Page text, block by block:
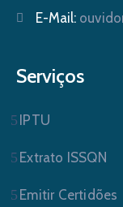
E-Mail:
Serviços
IPTU
Extrato ISSQN
Emitir Certidões